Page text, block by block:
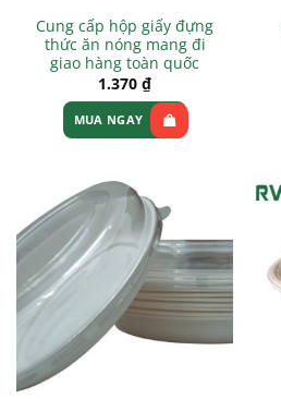
Cung cấp hộp giấy đựng
thức ăn nóng mang đi
giao hàng toàn quốc
1.370 ₫
MUA NGAY